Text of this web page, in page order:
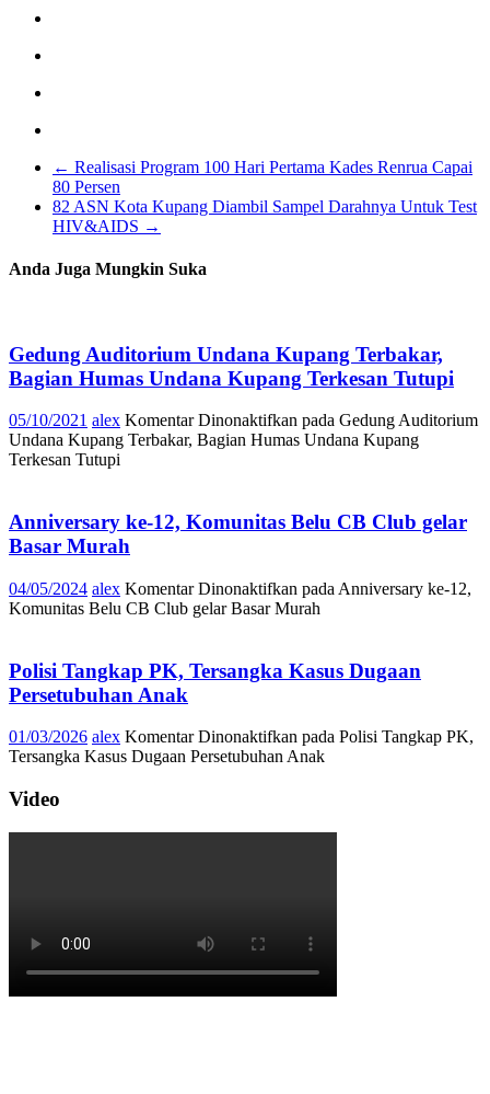
← Realisasi Program 100 Hari Pertama Kades Renrua Capai
80 Persen
82 ASN Kota Kupang Diambil Sampel Darahnya Untuk Test
HIV&AIDS →
Anda Juga Mungkin Suka
Gedung Auditorium Undana Kupang Terbakar,
Bagian Humas Undana Kupang Terkesan Tutupi
05/10/2021 alex Komentar Dinonaktifkan pada Gedung Auditorium
Undana Kupang Terbakar, Bagian Humas Undana Kupang
Terkesan Tutupi
Anniversary ke-12, Komunitas Belu CB Club gelar
Basar Murah
04/05/2024 alex Komentar Dinonaktifkan pada Anniversary ke-12,
Komunitas Belu CB Club gelar Basar Murah
Polisi Tangkap PK, Tersangka Kasus Dugaan
Persetubuhan Anak
01/03/2026 alex Komentar Dinonaktifkan pada Polisi Tangkap PK,
Tersangka Kasus Dugaan Persetubuhan Anak
Video